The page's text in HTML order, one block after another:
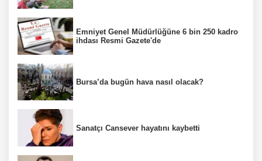
Emniyet Genel Müdürlüğüne 6 bin 250 kadro
ihdası Resmi Gazete'de
Bursa’da bugün hava nasıl olacak?
Sanatçı Cansever hayatını kaybetti